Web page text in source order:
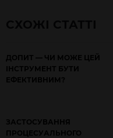
ДОПИТ — ЧИ МОЖЕ ЦЕЙ
ІНСТРУМЕНТ БУТИ
ЕФЕКТИВНИМ?
ЗАСТОСУВАННЯ
ПРОЦЕСУАЛЬНОГО